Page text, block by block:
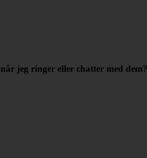
jeg ringer eller chatter med dem?